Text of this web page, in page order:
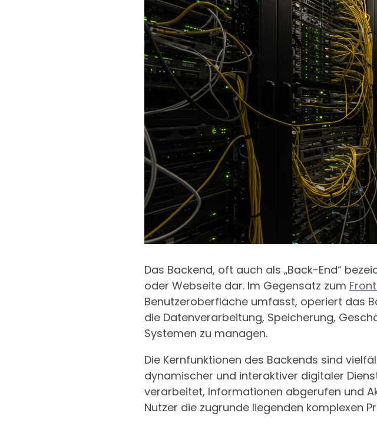
Das Backend, oft auch als „Back-End“
oder Webseite dar. Im Gegensatz zum
Benutzeroberfläche umfasst, operiert das
die Datenverarbeitung, Speicherung,
Systemen zu managen.
Die Kernfunktionen des Backends sind
dynamischer und interaktiver digitaler
verarbeitet, Informationen abgerufen und
Nutzer die zugrunde liegenden komplexen